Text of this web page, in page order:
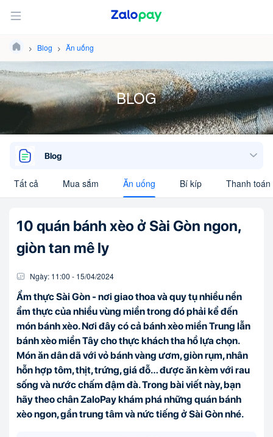
Blog Ăn uống
BLOG
Blog
Tất cả Mua sắm Ăn uống Bí kíp Thanh
10 quán bánh xèo ở Sài Gòn ngon,
giòn tan mê ly
Ngày: 11:00 - 15/04/2024
Ẩm thực Sài Gòn - nơi giao thoa và quy tụ nhiều nền
ẩm thực của nhiều vùng miền trong đó phải kể đến
món bánh xèo. Nơi đây có cả bánh xèo miền Trung lẫn
bánh xèo miền Tây cho thực khách tha hồ lựa chọn.
Món ăn dân dã với vỏ bánh vàng ươm, giòn rụm, nhân
hỗn hợp tôm, thịt, trứng, giá đỗ… được ăn kèm với rau
sống và nước chấm đậm đà. Trong bài viết này, bạn
hãy theo chân ZaloPay khám phá những quán bánh
xèo ngon, gần trung tâm và nức tiếng ở Sài Gòn nhé.